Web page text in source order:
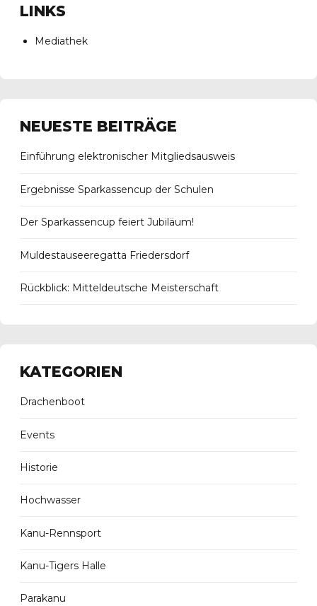
LINKS
Mediathek
NEUESTE BEITRÄGE
Einführung elektronischer Mitgliedsausweis
Ergebnisse Sparkassencup der Schulen
Der Sparkassencup feiert Jubiläum!
Muldestauseeregatta Friedersdorf
Rückblick: Mitteldeutsche Meisterschaft
KATEGORIEN
Drachenboot
Events
Historie
Hochwasser
Kanu-Rennsport
Kanu-Tigers Halle
Parakanu